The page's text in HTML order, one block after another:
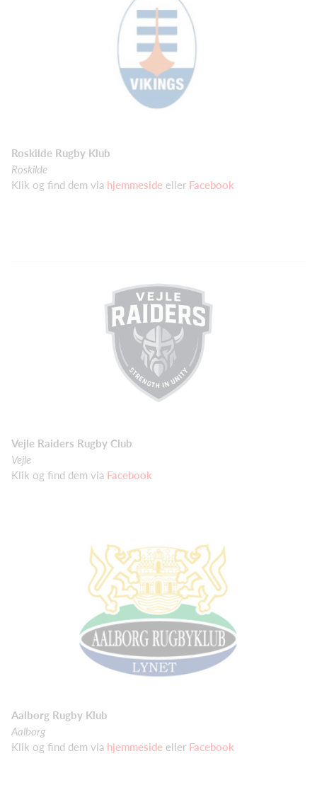
Roskilde Rugby Klub
Roskilde
Klik og find dem via hjemmeside eller Facebook
Vejle Raiders Rugby Club
Vejle
Klik og find dem via Facebook
Aalborg Rugby Klub
Aalborg
Klik og find dem via hjemmeside eller Facebook